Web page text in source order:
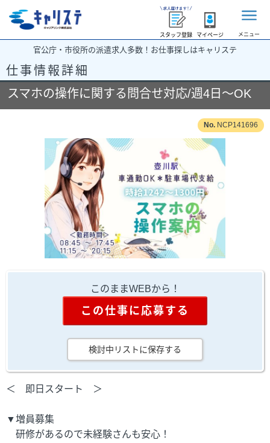
スタッフ登録 マイページ メニュー
官公庁・市役所の派遣求人多数！お仕事探しはキャリステ
仕事情報詳細
スマホの操作に関する問合せ対応/週4日～OK
NCP141696
このままWEBから！
この仕事に応募する
検討中リストに保存する
＜ 即日スタート ＞
▼増員募集
研修があるので未経験さんも安心！